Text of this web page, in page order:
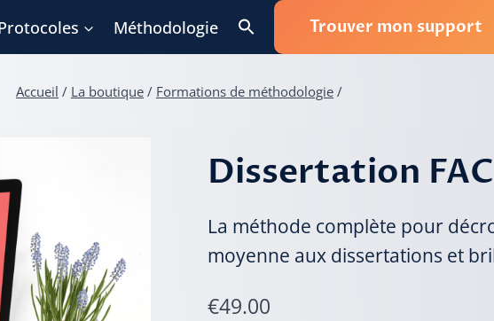
Méthodologie Trouver mon support
Accueil / La boutique / Formations de méthodologie /
Dissertation
La méthode complète pour
moyenne aux dissertations et
€49.00